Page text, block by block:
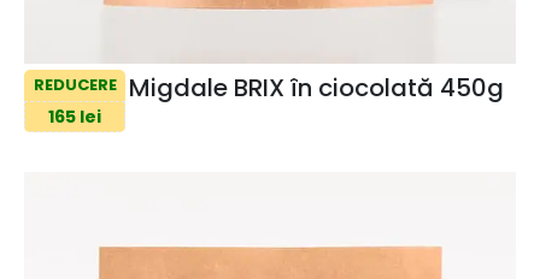
REDUCERE
165 lei
Migdale BRIX în ciocolată 450g